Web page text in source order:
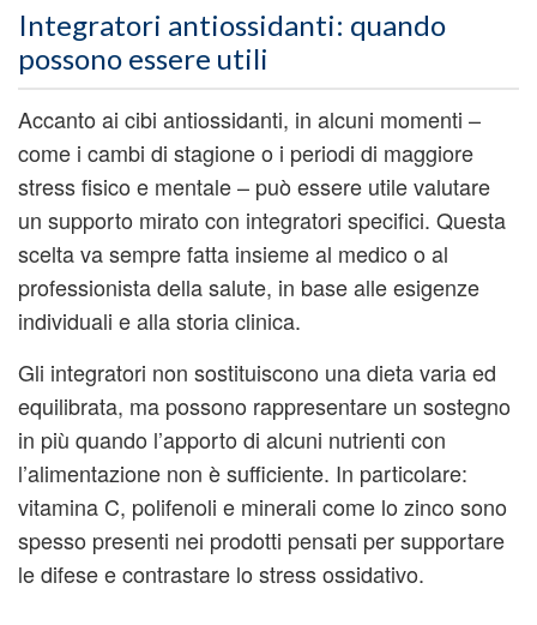
Integratori antiossidanti: quando
possono essere utili
Accanto ai cibi antiossidanti, in alcuni momenti –
come i cambi di stagione o i periodi di maggiore
stress fisico e mentale – può essere utile valutare
un supporto mirato con integratori specifici. Questa
scelta va sempre fatta insieme al medico o al
professionista della salute, in base alle esigenze
individuali e alla storia clinica.
Gli integratori non sostituiscono una dieta varia ed
equilibrata, ma possono rappresentare un sostegno
in più quando l’apporto di alcuni nutrienti con
l’alimentazione non è sufficiente. In particolare:
vitamina C, polifenoli e minerali come lo zinco sono
spesso presenti nei prodotti pensati per supportare
le difese e contrastare lo stress ossidativo.